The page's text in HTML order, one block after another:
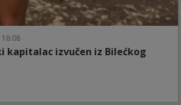
18:08
kapitalac izvučen iz Bilećkog